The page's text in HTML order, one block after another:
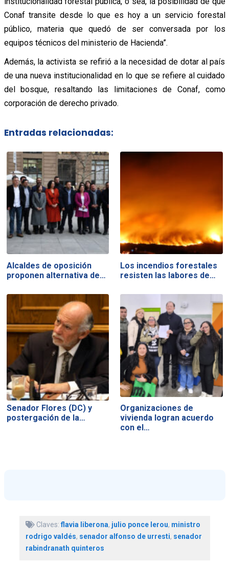
Conaf transite desde lo que es hoy a un servicio forestal
público, materia que quedó de ser conversada por los
equipos técnicos del ministerio de Hacienda”.
Además, la activista se refirió a la necesidad de dotar al país
de una nueva institucionalidad en lo que se refiere al cuidado
del bosque, resaltando las limitaciones de Conaf, como
corporación de derecho privado.
Entradas relacionadas:
Alcaldes de oposición
proponen alternativa de…
Los incendios forestales
resisten las labores de…
Senador Flores (DC) y
postergación de la…
Organizaciones de
vivienda logran acuerdo
con el…
Claves:flavia liberona, julio ponce lerou, ministro
rodrigo valdés, senador alfonso de urresti, senador
rabindranath quinteros